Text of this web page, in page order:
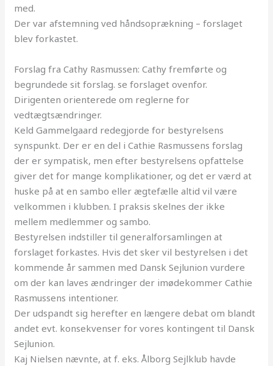
med.
Der var afstemning ved håndsoprækning – forslaget
blev forkastet.
Forslag fra Cathy Rasmussen: Cathy fremførte og
begrundede sit forslag. se forslaget ovenfor.
Dirigenten orienterede om reglerne for
vedtægtsændringer.
Keld Gammelgaard redegjorde for bestyrelsens
synspunkt. Der er en del i Cathie Rasmussens forslag
der er sympatisk, men efter bestyrelsens opfattelse
giver det for mange komplikationer, og det er værd at
huske på at en sambo eller ægtefælle altid vil være
velkommen i klubben. I praksis skelnes der ikke
mellem medlemmer og sambo.
Bestyrelsen indstiller tilgeneralforsamlingen at
forslaget forkastes. Hvis det sker vil bestyrelsen i det
kommende år sammen med Dansk Sejlunion vurdere
om der kan laves ændringer der imødekommer Cathie
Rasmussens intentioner.
Der udspandt sig herefter en længere debat om blandt
andet evt. konsekvenser for vores kontingent til Dansk
Sejlunion.
Kaj Nielsen nævnte, at f. eks. Ålborg Sejlklub havde